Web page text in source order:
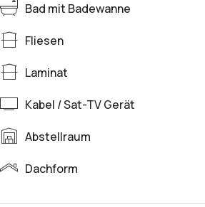
Bad mit Badewanne
Fliesen
Laminat
Kabel / Sat-TV Gerät
Abstellraum
Dachform